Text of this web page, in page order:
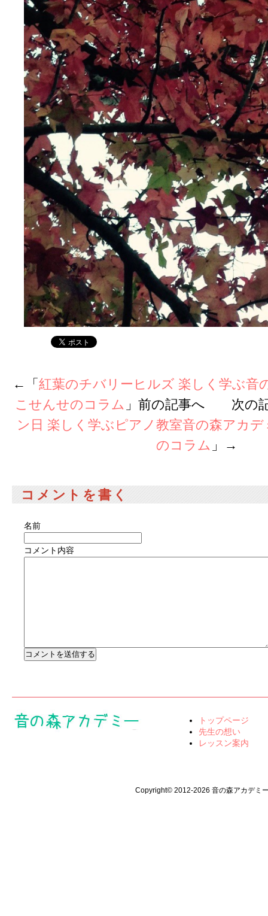
←「 紅葉のチバリーヒルズ 楽しく学ぶ音
こせんせのコラム 」前の記事へ 次の
ン日 楽しく学ぶピアノ教室音の森アカ
のコラム 」→
コメントを書く
名前
コメント内容
トップページ
先生の想い
レッスン案内
Copyright© 2012-2026 音の森アカデミ